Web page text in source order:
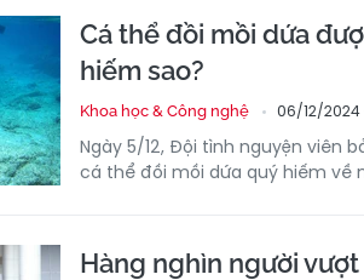
Cá thể đồi mồi dứa
hiếm sao?
Khoa học & Công nghệ 06/12/2024
Ngày 5/12, Đội tình nguyện viên
cá thể đồi mồi dứa quý hiếm về
Hàng nghìn người